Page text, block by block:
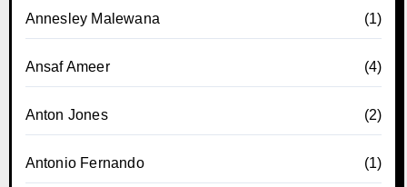
Annesley Malewana (1)
Ansaf Ameer (4)
Anton Jones (2)
Antonio Fernando (1)